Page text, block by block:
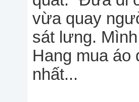
vừa quay
sát lưng.
Hang mua áo
nhất...